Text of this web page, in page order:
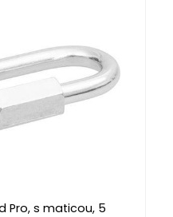
Pro, s maticou, 5